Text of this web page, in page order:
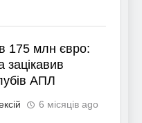
175 млн євро:
зацікавив
АПЛ
6 місяців ago